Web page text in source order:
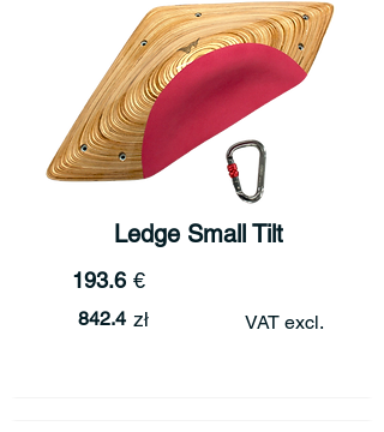
Ledge Small Tilt
193.6 €
842.4 zł VAT excl.